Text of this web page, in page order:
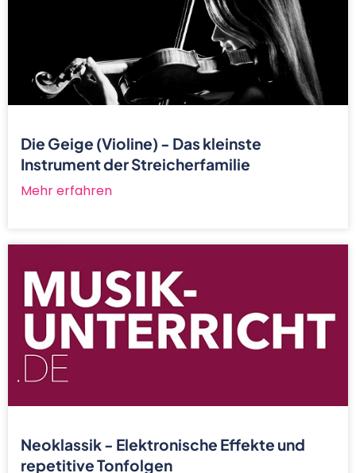
Die Geige (Violine) - Das kleinste
Instrument der Streicherfamilie
Mehr erfahren
Neoklassik - Elektronische Effekte und
repetitive Tonfolgen